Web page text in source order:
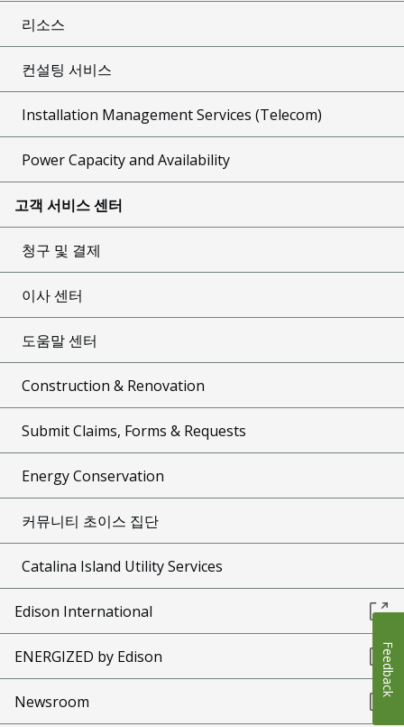
리소스
컨설팅 서비스
Installation Management Services (Telecom)
Power Capacity and Availability
고객 서비스 센터
청구 및 결제
이사 센터
도움말 센터
Construction & Renovation
Submit Claims, Forms & Requests
Energy Conservation
커뮤니티 초이스 집단
Catalina Island Utility Services
Edison International
ENERGIZED by Edison
Newsroom
Feedback